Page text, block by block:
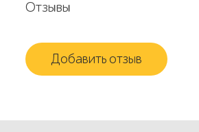
Отзывы
Добавить отзыв